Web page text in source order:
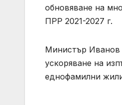
обновяване на
ПРР 2021-2027 г.
Министър Иванов
ускоряване на
еднофамилни